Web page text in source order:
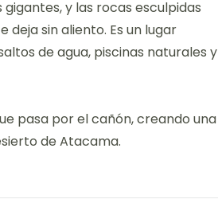
y las rocas esculpidas
sin aliento. Es un lugar
de agua, piscinas naturales y
pasa por el cañón, creando una
de Atacama.